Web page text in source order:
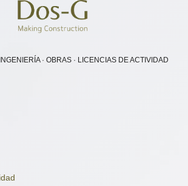
· OBRAS · LICENCIAS DE ACTIVIDAD